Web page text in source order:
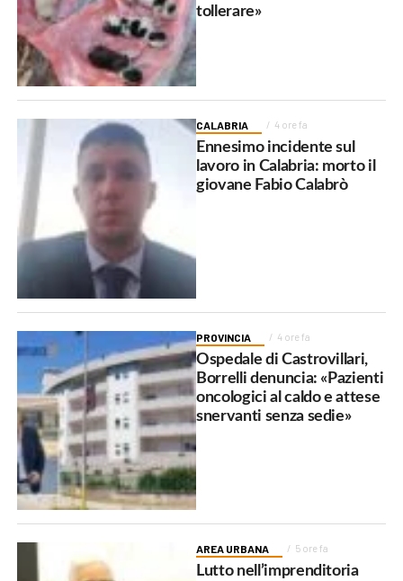
tollerare»
CALABRIA 4 ore fa
Ennesimo incidente sul
lavoro in Calabria: morto il
giovane Fabio Calabrò
PROVINCIA 4 ore fa
Ospedale di Castrovillari,
Borrelli denuncia: «Pazienti
oncologici al caldo e attese
snervanti senza sedie»
AREA URBANA 5 ore fa
Lutto nell’imprenditoria